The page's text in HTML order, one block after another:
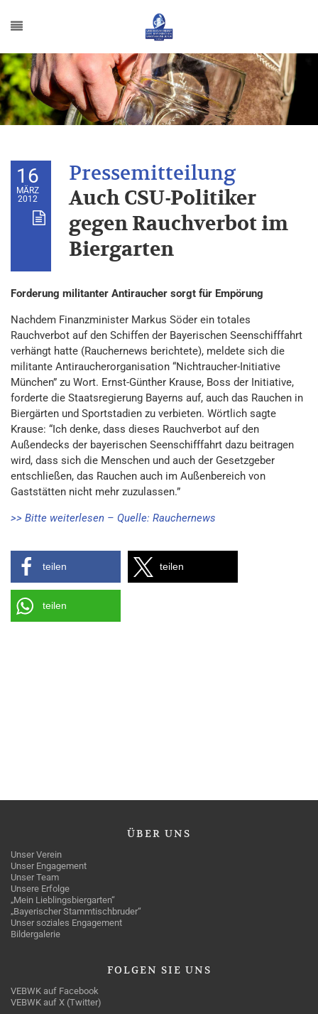
16
MÄRZ
2012
Auch CSU-Politiker
gegen Rauchverbot im
Biergarten
Forderung militanter Antiraucher sorgt für Empörung
Nachdem Finanzminister Markus Söder ein totales
Rauchverbot auf den Schiffen der Bayerischen Seenschifffahrt
verhängt hatte (Rauchernews berichtete), meldete sich die
militante Antiraucherorganisation “Nichtraucher-Initiative
München” zu Wort. Ernst-Günther Krause, Boss der Initiative,
forderte die Staatsregierung Bayerns auf, auch das Rauchen in
Biergärten und Sportstadien zu verbieten. Wörtlich sagte
Krause: “Ich denke, dass dieses Rauchverbot auf den
Außendecks der bayerischen Seenschifffahrt dazu beitragen
wird, dass sich die Menschen und auch der Gesetzgeber
entschließen, das Rauchen auch im Außenbereich von
Gaststätten nicht mehr zuzulassen.”
>> Bitte weiterlesen – Quelle: Rauchernews
teilen teilen
teilen
ÜBER UNS
Unser Verein
Unser Engagement
Unser Team
Unsere Erfolge
„Mein Lieblingsbiergarten“
„Bayerischer Stammtischbruder“
Unser soziales Engagement
Bildergalerie
FOLGEN SIE UNS
VEBWK auf Facebook
VEBWK auf X (Twitter)